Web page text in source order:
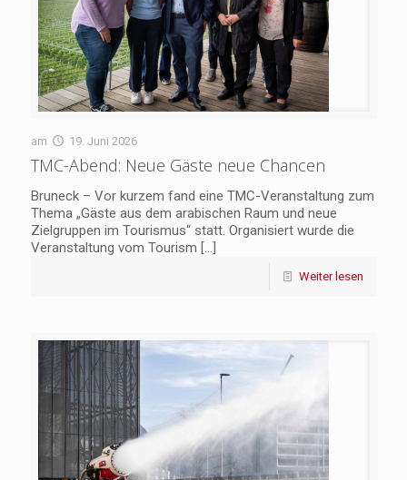
am 19. Juni 2026
TMC-Abend: Neue Gäste neue Chancen
Bruneck – Vor kurzem fand eine TMC-Veranstaltung zum
Thema „Gäste aus dem arabischen Raum und neue
Zielgruppen im Tourismus“ statt. Organisiert wurde die
Veranstaltung vom Tourism […]
Weiter lesen